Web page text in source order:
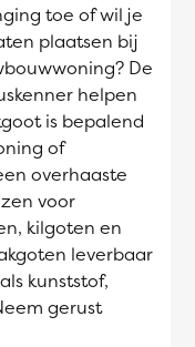
toe of wil je
plaatsen bij
De
helpen
is bepalend
of
overhaaste
voor
kilgoten en
leverbaar
kunststof,
gerust